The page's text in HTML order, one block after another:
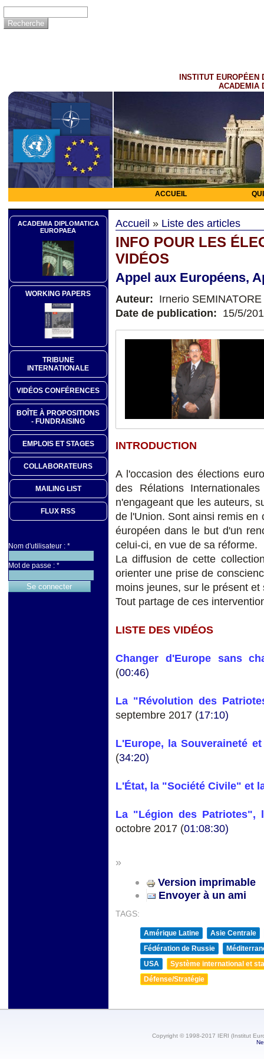
INSTITUT EUROPÉEN
ACADEMIA
ACCUEIL
ACADEMIA DIPLOMATICA
EUROPAEA
WORKING PAPERS
TRIBUNE
INTERNATIONALE
VIDÉOS CONFÉRENCES
BOÎTE À PROPOSITIONS
- FUNDRAISING
EMPLOIS ET STAGES
COLLABORATEURS
MAILING LIST
FLUX RSS
Nom d'utilisateur : *
Mot de passe : *
Accueil » Liste des articles
INFO POUR LES
VIDÉOS
Appel aux Européens,
Auteur: Irnerio SEMINATORE
Date de publication: 15/5/
INTRODUCTION
A l'occasion des élections
des Rélations
n'engageant que les auteurs,
de l'Union. Sont ainsi remis en
éuropéen dans le but d'un
celui-ci, en vue de sa réforme.
La diffusion de cette
orienter une prise de
moins jeunes, sur le présent et
Tout partage de ces
LISTE DES VIDÉOS
Changer d'Europe sans
(00:46)
La "Révolution des
septembre 2017 (17:10)
L'Europe, la Souveraineté
(34:20)
L'État, la "Société Civile" et
La "Légion des Patriotes",
octobre 2017 (01:08:30)
»
Version imprimable
Envoyer à un ami
TAGS:
Amérique Latine
Asie Centrale
Fédération de Russie
USA
Système international et
Défense/Stratégie
Copyright © 1998-2017 IERI (Institut